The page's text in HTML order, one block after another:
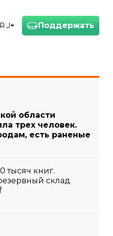
Поддержать
RU
области
трех человек.
есть раненые
тысяч книг.
склад